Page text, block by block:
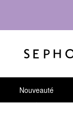
Nouveauté